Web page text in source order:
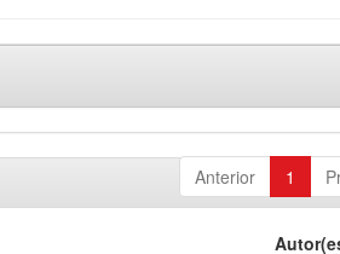
Anterior 1